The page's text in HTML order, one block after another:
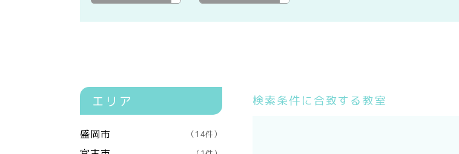
エリア
盛岡市 （14件）
検索条件に合致する教室